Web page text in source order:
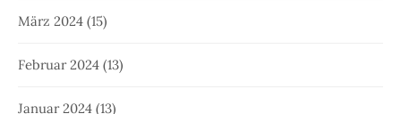
März 2024 (15)
Februar 2024 (13)
Januar 2024 (13)